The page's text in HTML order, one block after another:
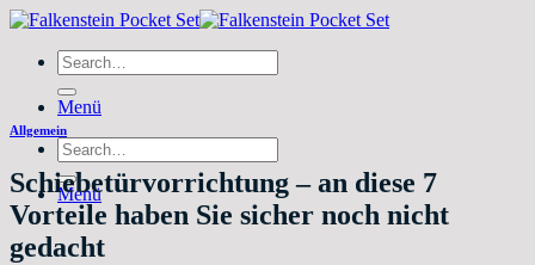
Zum
springenSearch
for:
Menü
Search
for:
Menü
Allgemein
Schiebetürvorrichtung – an diese 7
Vorteile haben Sie sicher noch nicht
gedacht